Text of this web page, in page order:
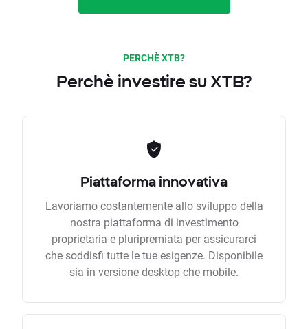
PERCHÈ XTB?
Perchè investire su XTB?
Piattaforma innovativa
Lavoriamo costantemente allo sviluppo della
nostra piattaforma di investimento
proprietaria e pluripremiata per assicurarci
che soddisfi tutte le tue esigenze. Disponibile
sia in versione desktop che mobile.